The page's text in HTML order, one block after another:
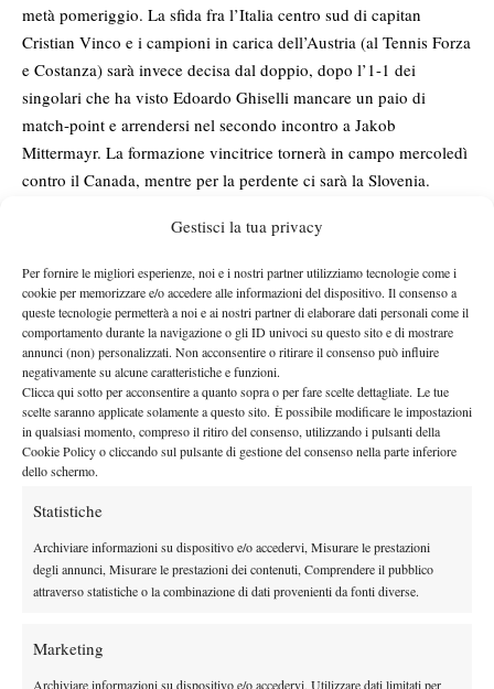
Gestisci la tua privacy
Per fornire le migliori esperienze, noi e i nostri partner utilizziamo tecnologie come i
cookie per memorizzare e/o accedere alle informazioni del dispositivo. Il consenso a
queste tecnologie permetterà a noi e ai nostri partner di elaborare dati personali come il
comportamento durante la navigazione o gli ID univoci su questo sito e di mostrare
annunci (non) personalizzati. Non acconsentire o ritirare il consenso può influire
negativamente su alcune caratteristiche e funzioni.
Clicca qui sotto per acconsentire a quanto sopra o per fare scelte dettagliate. Le tue
scelte saranno applicate solamente a questo sito. È possibile modificare le impostazioni
in qualsiasi momento, compreso il ritiro del consenso, utilizzando i pulsanti della
Cookie Policy o cliccando sul pulsante di gestione del consenso nella parte inferiore
dello schermo.
Statistiche
Archiviare informazioni su dispositivo e/o accedervi, Misurare le prestazioni
degli annunci, Misurare le prestazioni dei contenuti, Comprendere il pubblico
attraverso statistiche o la combinazione di dati provenienti da fonti diverse.
Marketing
Archiviare informazioni su dispositivo e/o accedervi, Utilizzare dati limitati per
metà pomeriggio. La sfida fra l’Italia centro sud di capitan
Cristian Vinco e i campioni in carica dell’Austria (al Tennis Forza
e Costanza) sarà invece decisa dal doppio, dopo l’1-1 dei
singolari che ha visto Edoardo Ghiselli mancare un paio di
match-point e arrendersi nel secondo incontro a Jakob
Mittermayr. La formazione vincitrice tornerà in campo mercoledì
contro il Canada, mentre per la perdente ci sarà la Slovenia.
GRUPPO BLU (Tennis Forza e Costanza 1911)
Italia b. Austria 2-1
Greta Carrara (Ita) b. Filippa Gosch (Aut) 6-4 6-3, Julia
Ehrenberger (Aut) b. Virginia Comi (Ita) 6-3 6-2,
Carrara/Saleppico (Ita) b. Ehrenberger/Gosch (Aut) 6-3 6-7 10/9.
Canada b. Slovenia 3-0
Elisabeth Djaborian (Can) b. Hana Pahor Peterlin (Slo) 7-5 6-1,
Amy Shen (Can) b. Brina Stamejcic (Slo) 6-2 6-1, Djaborian/Yan
(Can) b. Markel/Stamejcic (Slo) 6-3 6-4.
GRUPPO ROSSO (Spalto San Marco)
Israele b. Corea del Sud 2-1
Daniel Baranes (Isr) b. Kim Yungha (Kor) 6-7 6-3 10/9, Lee
Yerin (Kor) b. Ofir Manhard (Isr) 2-6 6-3 10/4, Baranes/Blustein
(Isr) b. Yungha/Yerin (Kor) 7-6 1-6 10/8.
Liv Zingg (Gbr) b. Lara Xenia Gantenbein (Sui) 6-4 7-5, Ingrid
Dumitru (Gbr) b. Kim Kriesi (Sui) 6-4 3-6 10/6, Zingg/Dumitru